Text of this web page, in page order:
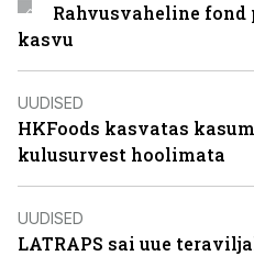
Rahvusvaheline fond
kasvu
UUDISED
HKFoods kasvatas
kulusurvest hoolimata
UUDISED
LATRAPS sai uue